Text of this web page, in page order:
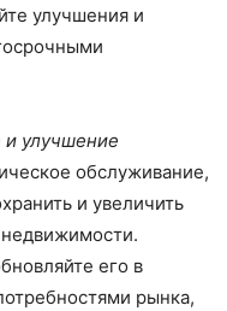
улучшения и
и улучшение
обслуживание,
и увеличить
его в
рынка,